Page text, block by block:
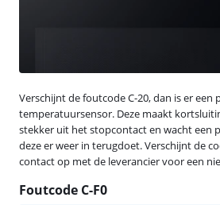
Verschijnt de foutcode C-20, dan is er een
temperatuursensor. Deze maakt
stekker uit het stopcontact en wacht een
deze er weer in terugdoet. Verschijnt de
contact op met de leverancier voor een
Foutcode C-F0